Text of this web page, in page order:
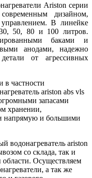
Ariston серии
дизайном,
В линейке
50, 80 и 100 литров.
баками и
анодами, надежно
от агрессивных
в частности
ariston abs vls
запасами
хранении,
напрямую и большими
водонагреватель ariston
со склада, так и
Осуществляем
а так же